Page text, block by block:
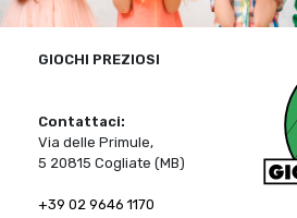
GIOCHI PREZIOSI
Contattaci:
Via delle Primule,
5 20815 Cogliate (MB)
+39 02 9646 1170